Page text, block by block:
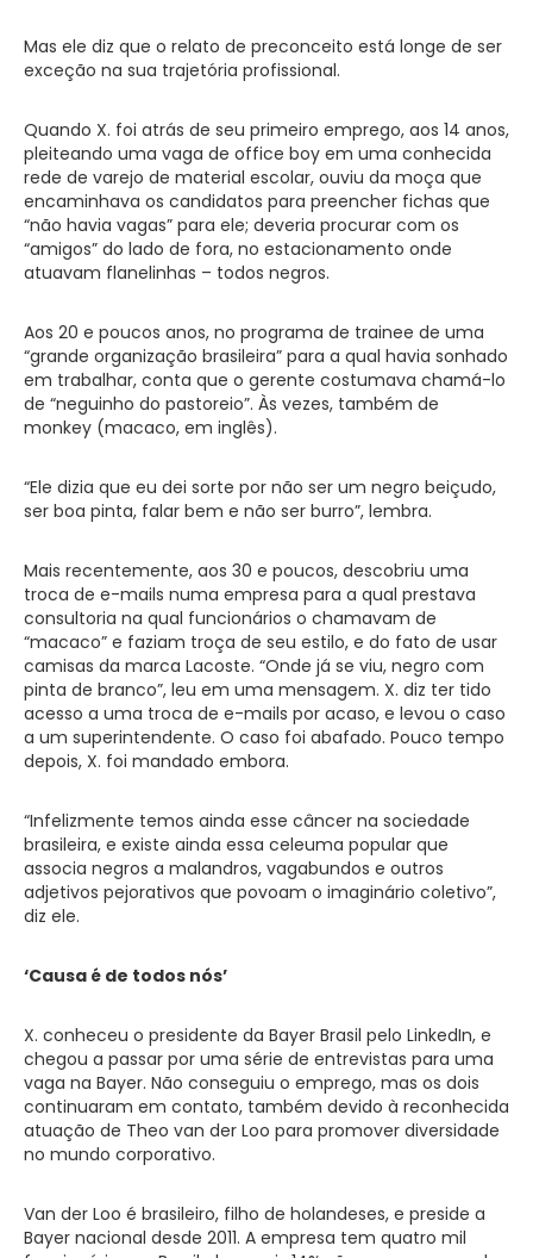
Mas ele diz que o relato de preconceito está longe de ser
exceção na sua trajetória profissional.
Quando X. foi atrás de seu primeiro emprego, aos 14 anos,
pleiteando uma vaga de office boy em uma conhecida
rede de varejo de material escolar, ouviu da moça que
encaminhava os candidatos para preencher fichas que
“não havia vagas” para ele; deveria procurar com os
“amigos” do lado de fora, no estacionamento onde
atuavam flanelinhas – todos negros.
Aos 20 e poucos anos, no programa de trainee de uma
“grande organização brasileira” para a qual havia sonhado
em trabalhar, conta que o gerente costumava chamá-lo
de “neguinho do pastoreio”. Às vezes, também de
monkey (macaco, em inglês).
“Ele dizia que eu dei sorte por não ser um negro beiçudo,
ser boa pinta, falar bem e não ser burro”, lembra.
Mais recentemente, aos 30 e poucos, descobriu uma
troca de e-mails numa empresa para a qual prestava
consultoria na qual funcionários o chamavam de
“macaco” e faziam troça de seu estilo, e do fato de usar
camisas da marca Lacoste. “Onde já se viu, negro com
pinta de branco”, leu em uma mensagem. X. diz ter tido
acesso a uma troca de e-mails por acaso, e levou o caso
a um superintendente. O caso foi abafado. Pouco tempo
depois, X. foi mandado embora.
“Infelizmente temos ainda esse câncer na sociedade
brasileira, e existe ainda essa celeuma popular que
associa negros a malandros, vagabundos e outros
adjetivos pejorativos que povoam o imaginário coletivo”,
diz ele.
‘Causa é de todos nós’
X. conheceu o presidente da Bayer Brasil pelo LinkedIn, e
chegou a passar por uma série de entrevistas para uma
vaga na Bayer. Não conseguiu o emprego, mas os dois
continuaram em contato, também devido à reconhecida
atuação de Theo van der Loo para promover diversidade
no mundo corporativo.
Van der Loo é brasileiro, filho de holandeses, e preside a
Bayer nacional desde 2011. A empresa tem quatro mil